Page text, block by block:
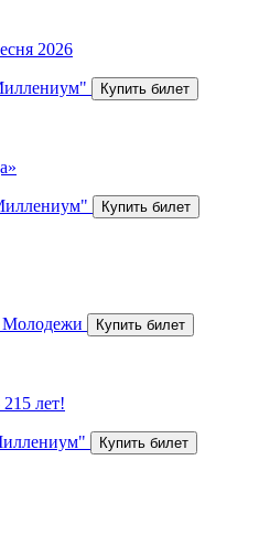
2026
Молодежи
лет!